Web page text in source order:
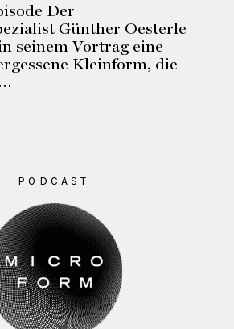
Der
Günther Oesterle
seinem Vortrag eine
Kleinform, die
PODCAST